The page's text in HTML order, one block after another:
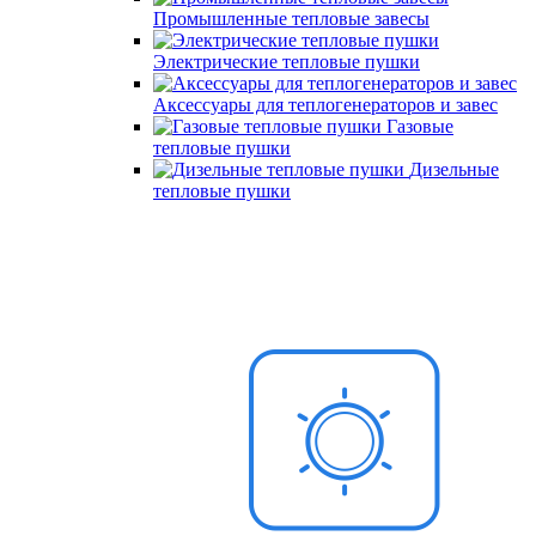
Промышленные тепловые завесы
Электрические тепловые пушки
Аксессуары для теплогенераторов и завес
Газовые
тепловые пушки
Дизельные
тепловые пушки